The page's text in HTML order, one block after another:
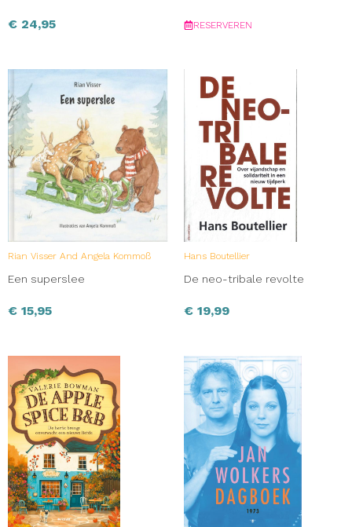
€ 24,95 RESERVEREN
Rian Visser And Angela Kommoß
Een superslee
€ 15,95
Hans Boutellier
De neo-tribale revolte
€ 19,99